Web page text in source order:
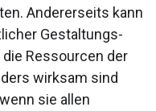
Andererseits kann
Gestaltungs-
Ressourcen der
wirksam sind
sie allen